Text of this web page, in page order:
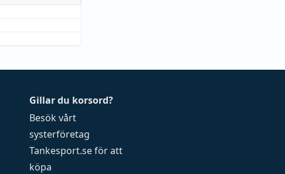
Gillar du korsord?
Besök vårt
systerföretag
Tankesport.seför att
köpa